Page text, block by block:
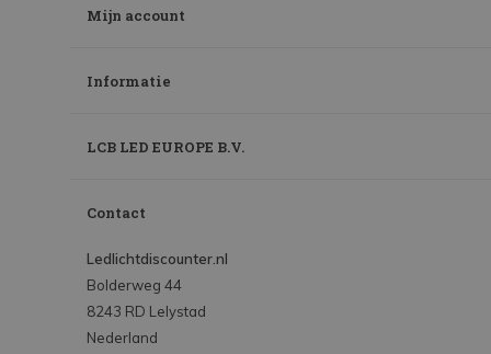
Mijn account
Informatie
LCB LED EUROPE B.V.
Contact
Ledlichtdiscounter.nl
Bolderweg 44
8243 RD Lelystad
Nederland